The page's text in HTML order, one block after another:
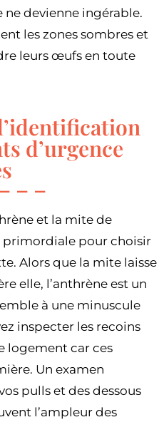
ne devienne ingérable.
les zones sombres et
leurs œufs en toute
d’urgence
et la mite de
primordiale pour choisir
Alors que la mite laisse
elle, l’anthrène est un
à une minuscule
inspecter les recoins
logement car ces
Un examen
pulls et des dessous
l’ampleur des